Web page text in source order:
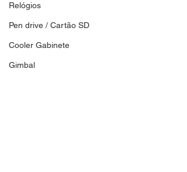
Relógios
Pen drive / Cartão SD
Cooler Gabinete
Gimbal